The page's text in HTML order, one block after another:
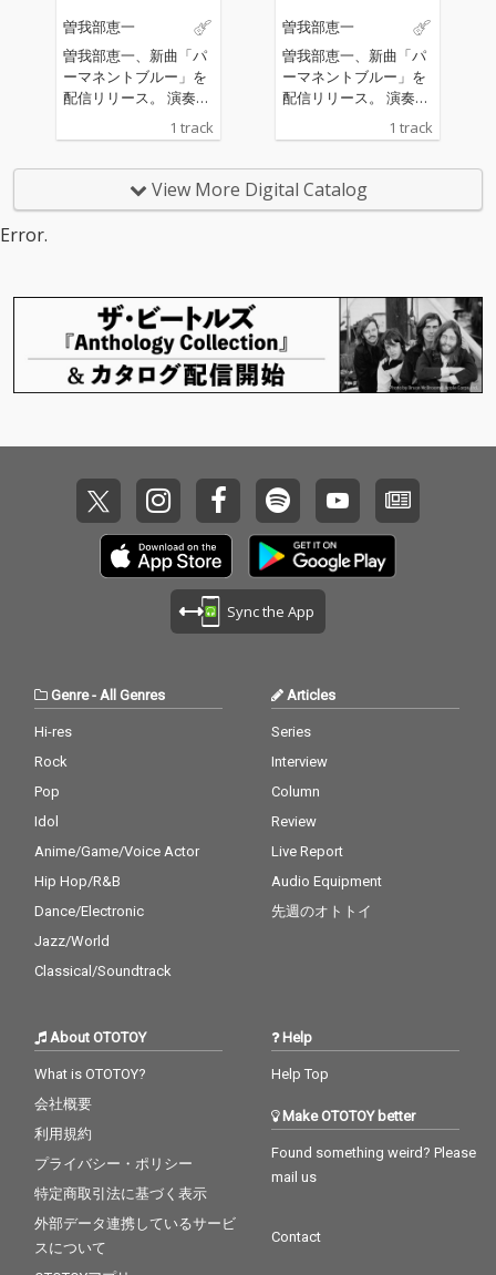
台に、旅する男のブル
ースを紡いだ短編小説
のような1曲となって
いる。マスタリングは
さらにはエンジニアと
台に、旅する男のブル
ースを紡いだ短編小説
のような1曲となって
いる。マスタリングは
さらにはエンジニアと
曽我部恵一
曽我部恵一、新曲「パ
ーマネントブルー」を
配信リリース。 演奏、
クス、マスタリング、
至るまですべて曽我部
が手がけた楽曲。まる
イなサウンドとなって
いる。
1 track
曽我部恵一
曽我部恵一、新曲「パ
ーマネントブルー」を
配信リリース。 演奏、
レコーディング、ミッ
クス、マスタリング、
至るまですべて曽我部
が手がけた楽曲。まる
イなサウンドとなって
1 track
View More Digital Catalog
Error.
Sync the App
Genre- All Genres
Hi-res
Rock
Pop
Idol
Anime/Game/Voice Actor
Hip Hop/R&B
Dance/Electronic
Jazz/World
Classical/Soundtrack
Articles
Series
Interview
Column
Review
Live Report
Audio Equipment
先週のオトトイ
About OTOTOY
What is OTOTOY?
会社概要
利用規約
プライバシー・ポリシー
特定商取引法に基づく表示
外部データ連携しているサービ
スについて
Help
Help Top
Make OTOTOY better
Found something weird? Please
mail us
Contact